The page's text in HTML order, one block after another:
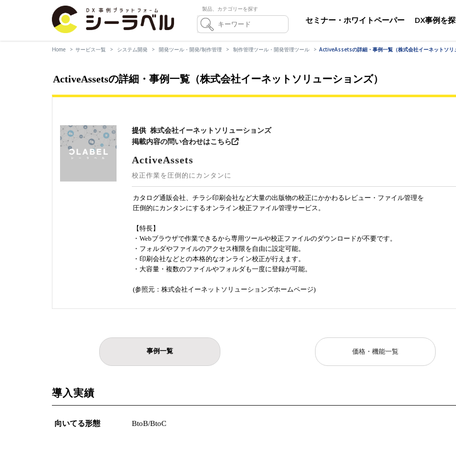
製品、カテゴリーを探す
セミナー・ホワイトペーパー DX事例を
Home サービス一覧 システム開発 開発ツール・開発/制作管理 制作管理ツール・開発管理ツール ActiveAssetsの詳細・事例一覧（株式会社イーネットソリ
ActiveAssetsの詳細・事例一覧（株式会社イーネットソリューションズ）
提供 株式会社イーネットソリューションズ
掲載内容の問い合わせはこちら
ActiveAssets
校正作業を圧倒的にカンタンに
カタログ通販会社、チラシ印刷会社など大量の出版物の校正にかかわるレビュー・ファイル管理を
圧倒的にカンタンにするオンライン校正ファイル管理サービス。
【特長】
・Webブラウザで作業できるから専用ツールや校正ファイルのダウンロードが不要です。
・フォルダやファイルのアクセス権限を自由に設定可能。
・印刷会社などとの本格的なオンライン校正が行えます。
・大容量・複数のファイルやフォルダも一度に登録が可能。
(参照元：株式会社イーネットソリューションズホームページ)
事例一覧 価格・機能一覧
導入実績
向いてる形態 BtoB/BtoC